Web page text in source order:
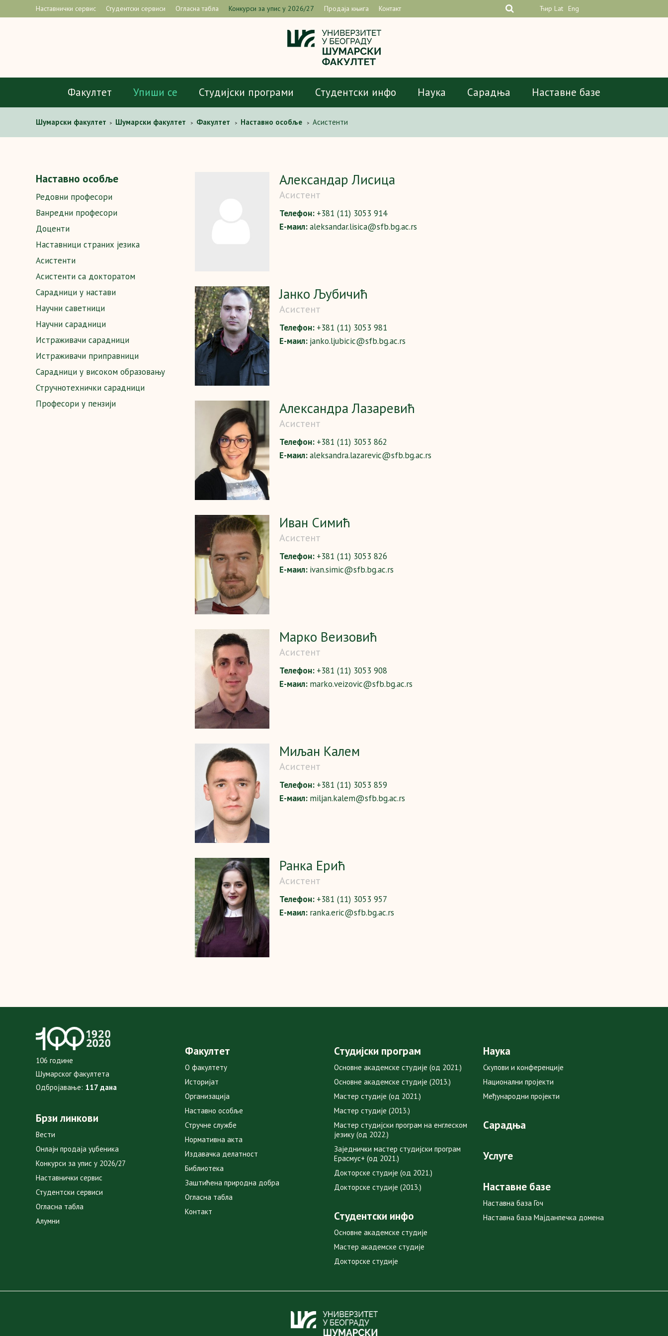
Наставнички сервис Студентски сервиси Огласна табла Конкурси за упис у 2026/27 Продаја књига Контакт Ћир Lat Eng
Факултет Упиши се Студијски програми Студентски инфо Наука Сарадња Наставне базе
Шумaрски факултет > Шумарски факултет > Факултет > Наставно особље > Асистенти
Наставно особље
Редовни професори
Ванредни професори
Доценти
Наставници страних језика
Асистенти
Асистенти са докторатом
Сарадници у настави
Научни саветници
Научни сарадници
Истраживачи сарадници
Истраживачи приправници
Сарадници у високом образовању
Стручнотехнички сарадници
Професори у пензији
Aлександар Лисица
Асистент
Телефон: +381 (11) 3053 914
Е-маил:aleksandar.lisica@sfb.bg.ac.rs
Јанко Љубичић
Асистент
Телефон: +381 (11) 3053 981
Е-маил: janko.ljubicic@sfb.bg.ac.rs
Александра Лазаревић
Асистент
Телефон: +381 (11) 3053 862
Е-маил:aleksandra.lazarevic@sfb.bg.ac.rs
Иван Симић
Асистент
Телефон: +381 (11) 3053 826
Е-маил: ivan.simic@sfb.bg.ac.rs
Марко Веизовић
Асистент
Телефон: +381 (11) 3053 908
Е-маил: marko.veizovic@sfb.bg.ac.rs
Миљан Калем
Асистент
Телефон: +381 (11) 3053 859
Е-маил: miljan.kalem@sfb.bg.ac.rs
Ранка Ерић
Асистент
Телефон: +381 (11) 3053 957
Е-маил: ranka.eric@sfb.bg.ac.rs
106 године
Шумарског факултета
Одбројавање: 117 дана
Брзи линкови
Вести
Онлајн продаја уџбеника
Конкурси за упис у 2026/27
Наставнички сервис
Студентски сервиси
Огласна табла
Алумни
Факултет
О факултету
Историјат
Организација
Наставно особље
Стручне службе
Нормативна акта
Издавачка делатност
Библиотека
Заштићена природна добра
Огласна табла
Контакт
Студијски програм
Основне академске студије (од 2021.)
Основне академске студије (2013.)
Мастер студије (од 2021.)
Мастер студије (2013.)
Мастер студијски програм на енглеском
језику (од 2022.)
Заједнички мастер студијски програм
Ерасмус+ (од 2021.)
Докторске студије (од 2021.)
Докторске студије (2013.)
Студентски инфо
Основне академске студије
Мастер академске студије
Докторске студије
Наука
Скупови и конференције
Национални пројекти
Међународни пројекти
Сарадња
Услуге
Наставне базе
Наставна база Гоч
Наставна база Мајданпечка домена